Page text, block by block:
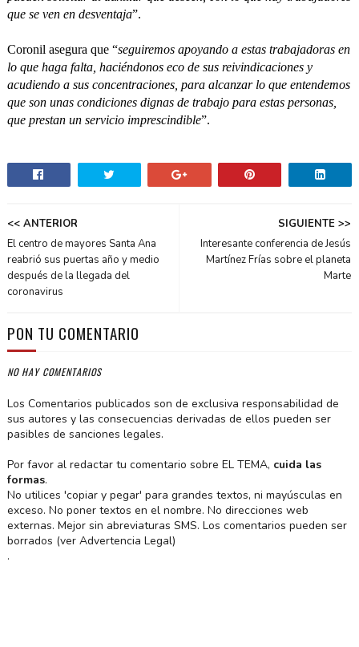
que se ven en desventaja”.
Coronil asegura que “seguiremos apoyando a estas trabajadoras en
lo que haga falta, haciéndonos eco de sus reivindicaciones y
acudiendo a sus concentraciones, para alcanzar lo que entendemos
que son unas condiciones dignas de trabajo para estas personas,
que prestan un servicio imprescindible”.
SIGUIENTE >>
Interesante conferencia de Jesús
Martínez Frías sobre el planeta
Marte
<< ANTERIOR
El centro de mayores Santa Ana
reabrió sus puertas año y medio
después de la llegada del
coronavirus
PON TU COMENTARIO
NO HAY COMENTARIOS
Los Comentarios publicados son de exclusiva responsabilidad de
sus autores y las consecuencias derivadas de ellos pueden ser
pasibles de sanciones legales.
Por favor al redactar tu comentario sobre EL TEMA, cuida las
formas.
No utilices 'copiar y pegar' para grandes textos, ni mayúsculas en
exceso. No poner textos en el nombre. No direcciones web
externas. Mejor sin abreviaturas SMS. Los comentarios pueden ser
borrados (ver Advertencia Legal)
.